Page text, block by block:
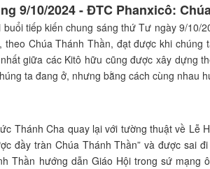
9/10/2024 - ĐTC Phanxicô:
buổi tiếp kiến chung sáng thứ Tư ngày 9/
theo Chúa Thánh Thần, đạt được khi
giữa các Kitô hữu cũng được xây dựng
ta đang ở, nhưng bằng cách cùng nhau
Thánh Cha quay lại với tường thuật về Lễ
đầy tràn Chúa Thánh Thần” và được sai
Thần hướng dẫn Giáo Hội trong sứ